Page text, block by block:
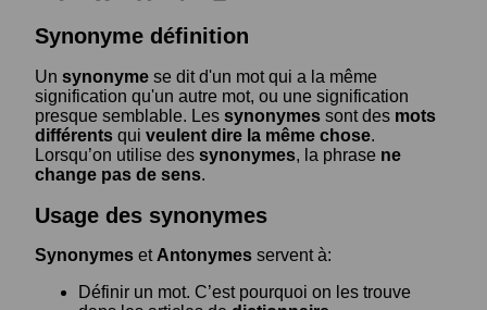
Synonyme définition
Un synonyme se dit d'un mot qui a la même
signification qu'un autre mot, ou une signification
presque semblable. Les synonymes sont des mots
différents qui veulent dire la même chose.
Lorsqu’on utilise des synonymes, la phrase ne
change pas de sens.
Usage des synonymes
Synonymes et Antonymes servent à:
Définir un mot. C’est pourquoi on les trouve